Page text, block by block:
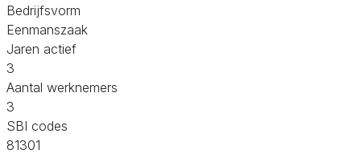
Bedrijfsvorm
Eenmanszaak
Jaren actief
3
Aantal werknemers
3
SBI codes
81301